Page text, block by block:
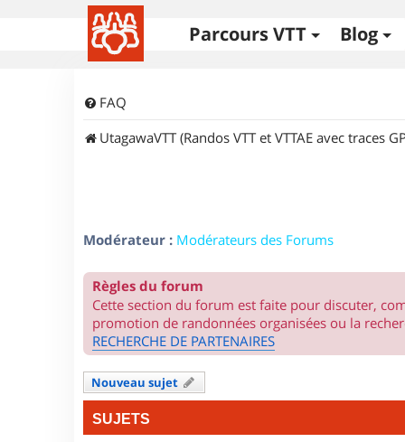
Parcours VTT Blog
FAQ
UtagawaVTT (Randos VTT et VTTAE avec traces
Modérateur : Modérateurs des Forums
Règles du forum
Cette section du forum est faite pour discuter,
promotion de randonnées organisées ou la
RECHERCHE DE PARTENAIRES
Nouveau sujet
SUJETS